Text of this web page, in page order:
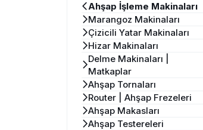
Ahşap İşleme Makinaları
Marangoz Makinaları
Çizicili Yatar Makinaları
Hizar Makinaları
Delme Makinaları |
Matkaplar
Ahşap Tornaları
Router | Ahşap Frezeleri
Ahşap Makasları
Ahşap Testereleri